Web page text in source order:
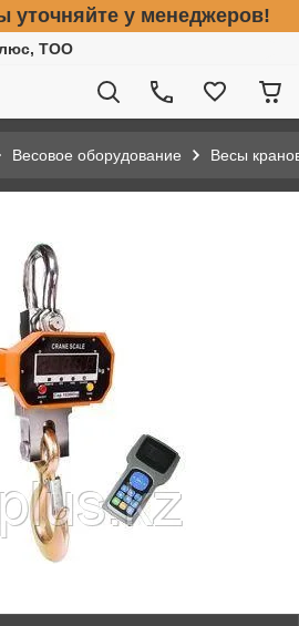
уточняйте у менеджеров!
ТОО
Весовое оборудование Весы